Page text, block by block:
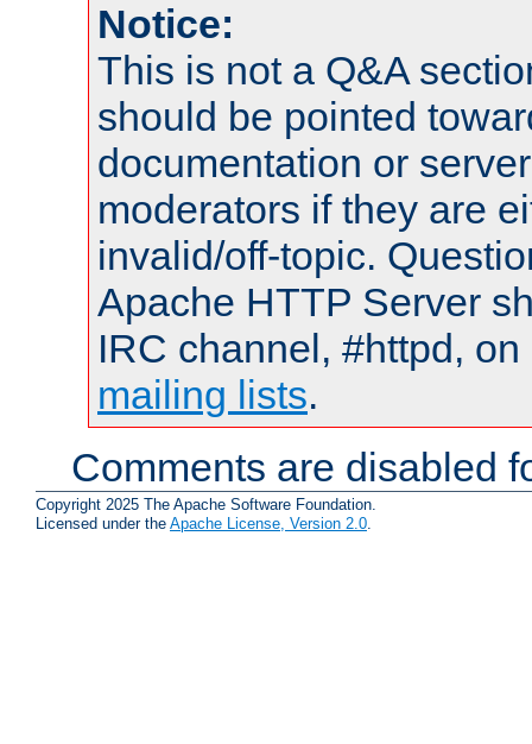
Notice:
This is not a Q&A
should be pointed
documentation or
moderators if they are
invalid/off-topic.
Apache HTTP Server
IRC channel, #httpd,
mailing lists.
Comments are disabled
Copyright 2025 The Apache Software Foundation.
Licensed under the Apache License, Version 2.0